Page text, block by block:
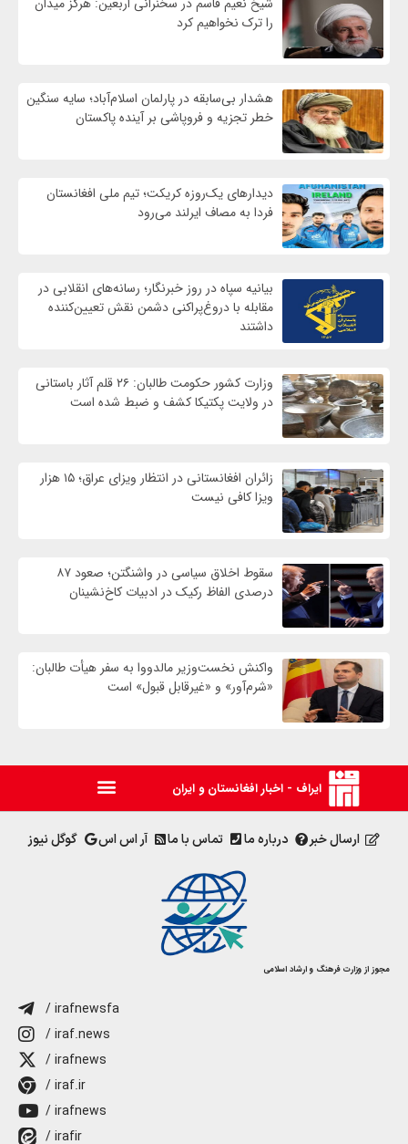
را ترک نخواهیم کرد
هشدار بی‌سابقه در پارلمان اسلام‌آباد؛ سایه سنگین
خطر تجزیه و فروپاشی بر آینده پاکستان
دیدارهای یک‌روزه کریکت؛ تیم ملی افغانستان
فردا به مصاف ایرلند می‌رود
بیانیه سپاه در روز خبرنگار؛ رسانه‌های انقلابی در
مقابله با دروغ‌پراکنی دشمن نقش تعیین‌کننده
داشتند
وزارت کشور حکومت طالبان: ۲۶ قلم آثار باستانی
در ولایت پکتیکا کشف و ضبط شده است
زائران افغانستانی در انتظار ویزای عراق؛ ۱۵ هزار
ویزا کافی نیست
سقوط اخلاق سیاسی در واشنگتن؛ صعود ۸۷
درصدی الفاظ رکیک در ادبیات کاخ‌نشینان
واکنش نخست‌وزیر مالدووا به سفر هیأت طالبان:
«شرم‌آور» و «غیرقابل قبول» است
ایراف - اخبار افغانستان و ایران
ارسال خبر درباره ما تماس با ما آر اس اس گوگل نیوز
مجوز از وزارت فرهنگ و ارشاد اسلامی
/ irafnewsfa
/ iraf.news
/ irafnews
/ iraf.ir
/ irafnews
/ irafir